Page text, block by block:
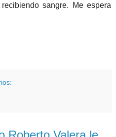
sangre. Me espera